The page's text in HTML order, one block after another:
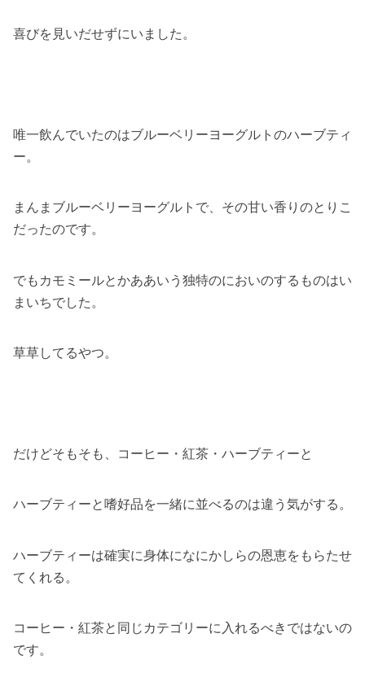
喜びを見いだせずにいました。
唯一飲んでいたのはブルーベリーヨーグルトのハーブティ
ー。
まんまブルーベリーヨーグルトで、その甘い香りのとりこ
だったのです。
でもカモミールとかああいう独特のにおいのするものはい
まいちでした。
草草してるやつ。
だけどそもそも、コーヒー・紅茶・ハーブティーと
ハーブティーと嗜好品を一緒に並べるのは違う気がする。
ハーブティーは確実に身体になにかしらの恩恵をもらたせ
てくれる。
コーヒー・紅茶と同じカテゴリーに入れるべきではないの
です。